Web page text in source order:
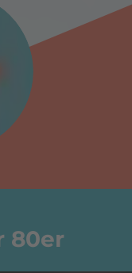
80er